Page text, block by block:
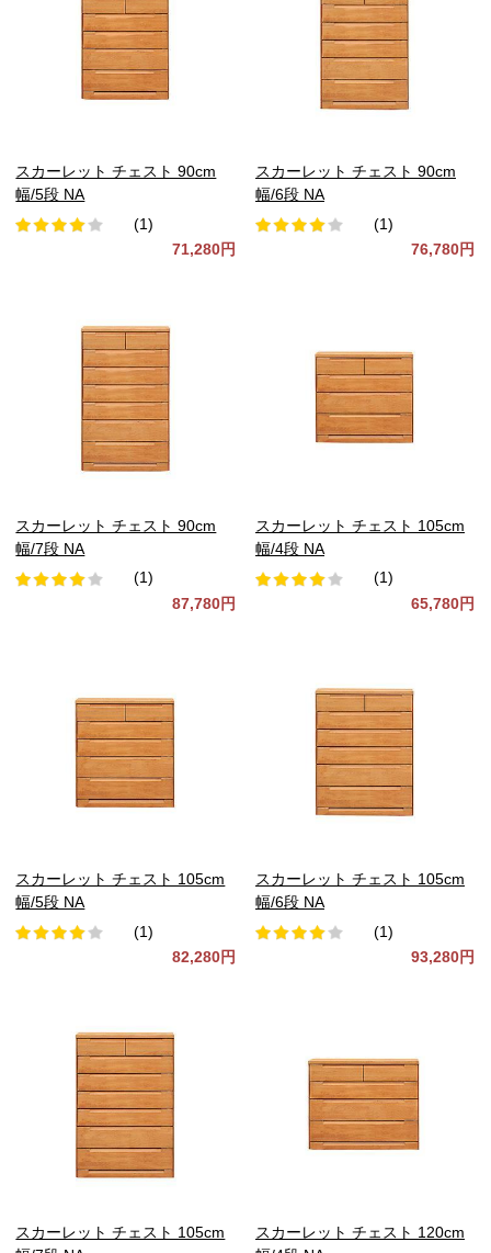
スカーレット チェスト 90cm
幅/5段 NA
(1)
71,280円
スカーレット チェスト 90cm
幅/6段 NA
(1)
76,780円
スカーレット チェスト 90cm
幅/7段 NA
(1)
87,780円
スカーレット チェスト 105cm
幅/4段 NA
(1)
65,780円
スカーレット チェスト 105cm
幅/5段 NA
(1)
82,280円
スカーレット チェスト 105cm
幅/6段 NA
(1)
93,280円
スカーレット チェスト 105cm
スカーレット チェスト 120cm